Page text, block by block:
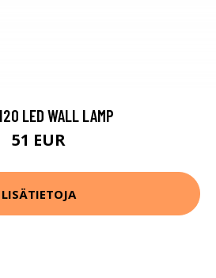
LED WALL LAMP
51 EUR
LISÄTIETOJA